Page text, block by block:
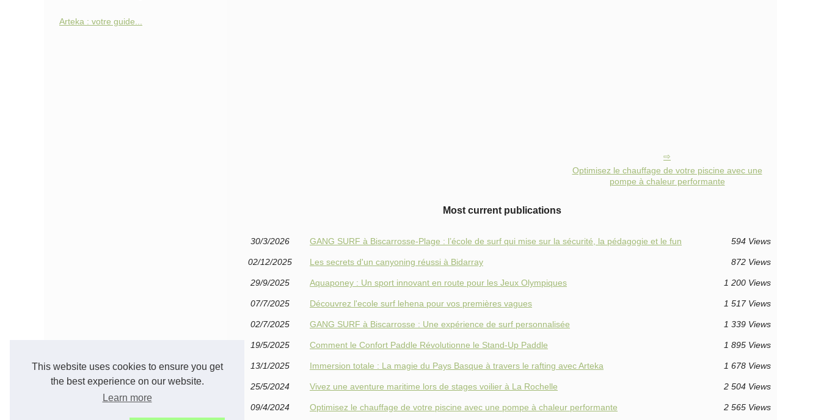
This website uses cookies to ensure you get
the best experience on our website.
Learn more
Optimisez le chauffage de votre piscine avec une
pompe à chaleur performante
Most current publications
30/3/2026 GANG SURF à Biscarrosse-Plage : l’école de surf qui mise sur la sécurité, la pédagogie et le fun 594 Views
02/12/2025 Les secrets d'un canyoning réussi à Bidarray 872 Views
29/9/2025 Aquaponey : Un sport innovant en route pour les Jeux Olympiques 1 200 Views
07/7/2025 Découvrez l'ecole surf lehena pour vos premières vagues 1 517 Views
02/7/2025 GANG SURF à Biscarrosse : Une expérience de surf personnalisée 1 339 Views
19/5/2025 Comment le Confort Paddle Révolutionne le Stand-Up Paddle 1 895 Views
13/1/2025 Immersion totale : La magie du Pays Basque à travers le rafting avec Arteka 1 678 Views
25/5/2024 Vivez une aventure maritime lors de stages voilier à La Rochelle 2 504 Views
09/4/2024 Optimisez le chauffage de votre piscine avec une pompe à chaleur performante 2 565 Views
Arteka : votre guide...